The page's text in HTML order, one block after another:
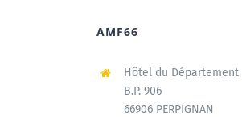
AMF66
Hôtel du Département
B.P. 906
66906 PERPIGNAN